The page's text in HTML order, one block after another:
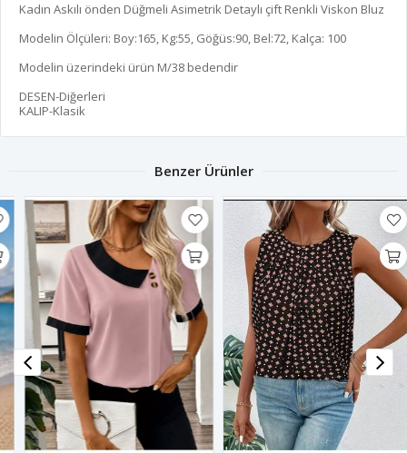
Kadın Askılı önden Düğmeli Asimetrik Detaylı çift Renkli Viskon Bluz
Modelin Ölçüleri: Boy:165, Kg:55, Göğüs:90, Bel:72, Kalça: 100
Modelin üzerindeki ürün M/38 bedendir
DESEN-Diğerleri
KALIP-Klasik
Benzer Ürünler